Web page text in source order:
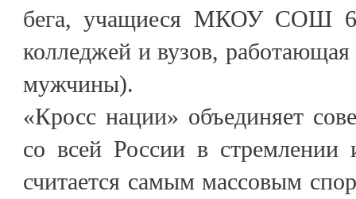
бега, учащиеся МКОУ СОШ 6-
колледжей и вузов,
мужчины).
«Кросс нации» объединяет
со всей России в стремлении
считается самым массовым